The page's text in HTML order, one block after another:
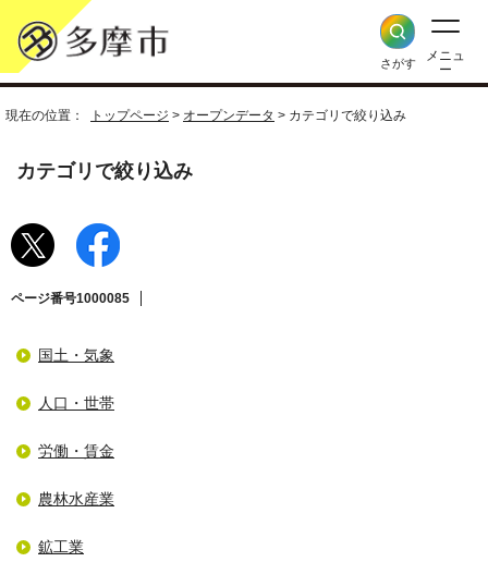
さがす
メニュ
ー
現在の位置： トップページ > オープンデータ > カテゴリで絞り込み
カテゴリで絞り込み
ページ番号1000085
国土・気象
人口・世帯
労働・賃金
農林水産業
鉱工業